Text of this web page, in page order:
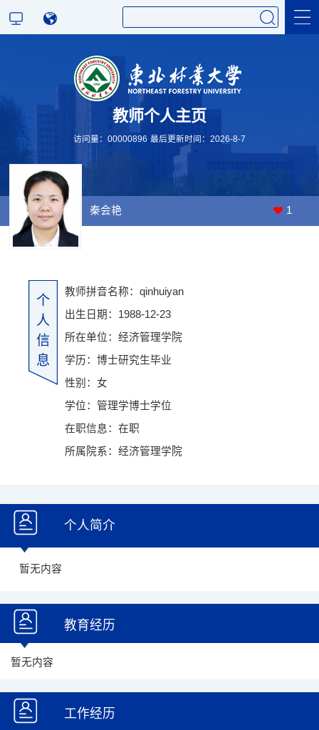
科学研究
教师个人主页
访问量： 00000896 最后更新时间： 2026-8-7
秦会艳 1
个
人
信
息
教师拼音名称：qinhuiyan
出生日期：1988-12-23
所在单位：经济管理学院
学历：博士研究生毕业
性别：女
学位：管理学博士学位
在职信息：在职
所属院系：经济管理学院
个人简介
暂无内容
教育经历
暂无内容
工作经历